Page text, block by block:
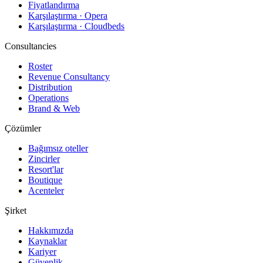
Fiyatlandırma
Karşılaştırma · Opera
Karşılaştırma · Cloudbeds
Consultancies
Roster
Revenue Consultancy
Distribution
Operations
Brand & Web
Çözümler
Bağımsız oteller
Zincirler
Resort'lar
Boutique
Acenteler
Şirket
Hakkımızda
Kaynaklar
Kariyer